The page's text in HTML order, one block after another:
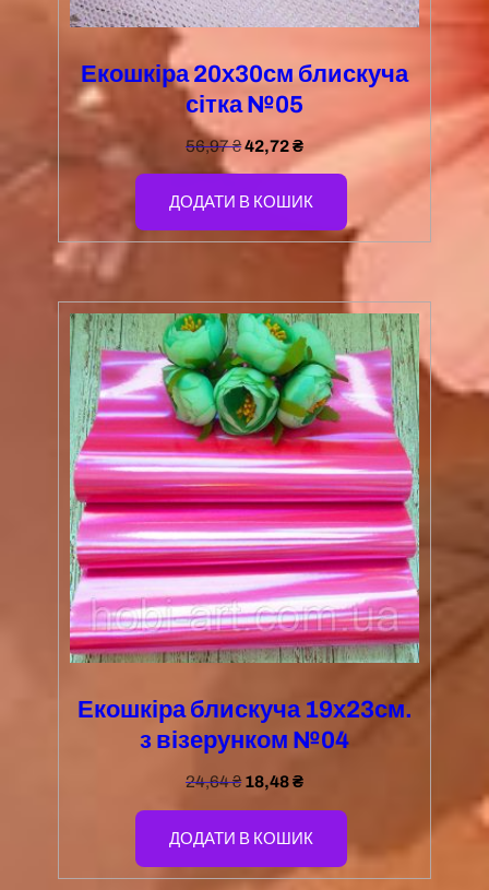
Екошкіра 20х30см блискуча
сітка №05
56,97₴42,72₴
ДОДАТИ В КОШИК
Екошкіра блискуча 19х23см.
з візерунком №04
24,64₴ 18,48₴
ДОДАТИ В КОШИК